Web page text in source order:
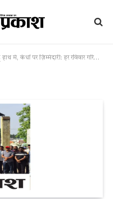
ज़िम्मेदारी: हर रविवार गरियाबंद की गलियों में दिखती है एक नई मिसाल!